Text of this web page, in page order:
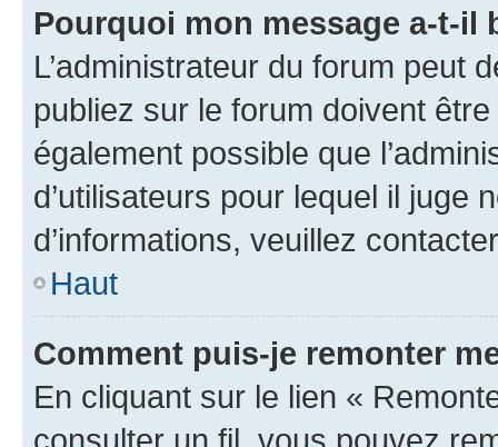
Pourquoi mon message a-t-il
L’administrateur du forum peut
publiez sur le forum doivent
également possible que
d’utilisateurs pour lequel il juge
d’informations, veuillez
Haut
Comment puis-je remonter
En cliquant sur le lien «
consulter un fil, vous pouvez